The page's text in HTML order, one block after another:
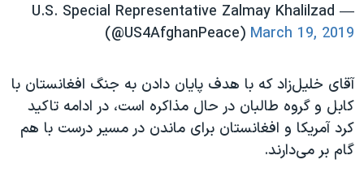
— U.S. Special Representative Zalmay Khalilzad
(@US4AfghanPeace) March 19, 2019
آقای خلیل‌زاد که با هدف پایان دادن به جنگ افغانستان با
کابل و گروه طالبان در حال مذاکره است، در ادامه تاکید
کرد آمریکا و افغانستان برای ماندن در مسیر درست با هم
گام بر می‌دارند.